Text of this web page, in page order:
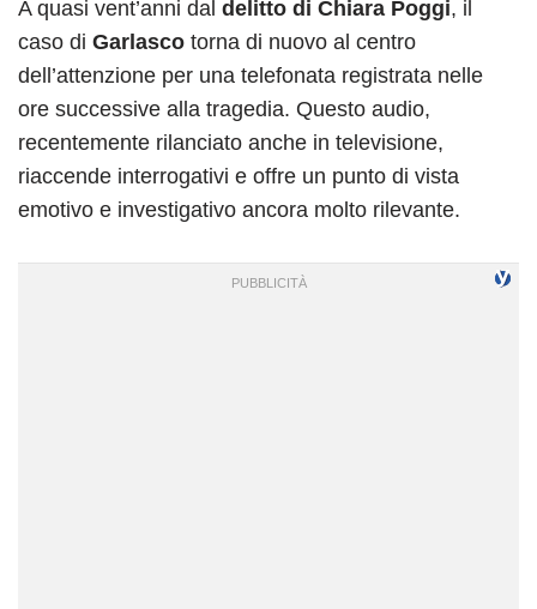
A quasi vent’anni dal delitto di Chiara Poggi, il
caso di Garlasco torna di nuovo al centro
dell’attenzione per una telefonata registrata nelle
ore successive alla tragedia. Questo audio,
recentemente rilanciato anche in televisione,
riaccende interrogativi e offre un punto di vista
emotivo e investigativo ancora molto rilevante.